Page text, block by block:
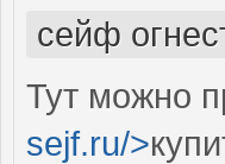
сейф
Тут можно
sejf.ru/>